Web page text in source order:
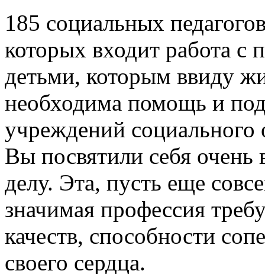
185 социальных
которых входит работа
детьми, которым ввиду
необходима помощь и
учреждений
Вы посвятили себя очень
делу. Эта, пусть еще
значимая профессия
качеств, способности
своего сердца.